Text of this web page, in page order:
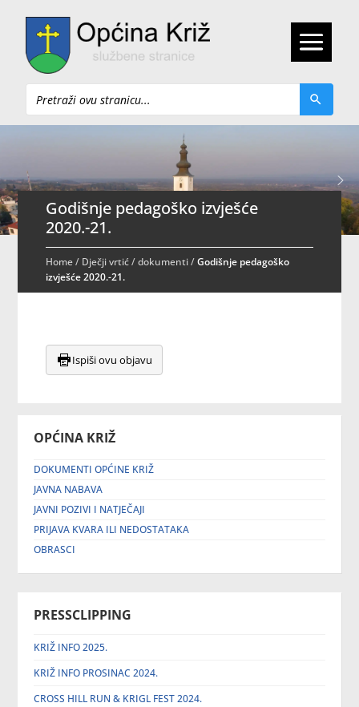
Pretraži
OPĆINA KRIŽ
DOKUMENTI OPĆINE KRIŽ
JAVNA NABAVA
JAVNI POZIVI I NATJEČAJI
PRIJAVA KVARA ILI NEDOSTATAKA
OBRASCI
PRESSCLIPPING
KRIŽ INFO 2025.
KRIŽ INFO PROSINAC 2024.
CROSS HILL RUN & KRIGL FEST 2024.
Godišnje pedagoško izvješće
2020.-21.
Home/ Dječji vrtić/dokumenti/Godišnje pedagoško
izvješće 2020.-21.
Ispiši ovu objavu